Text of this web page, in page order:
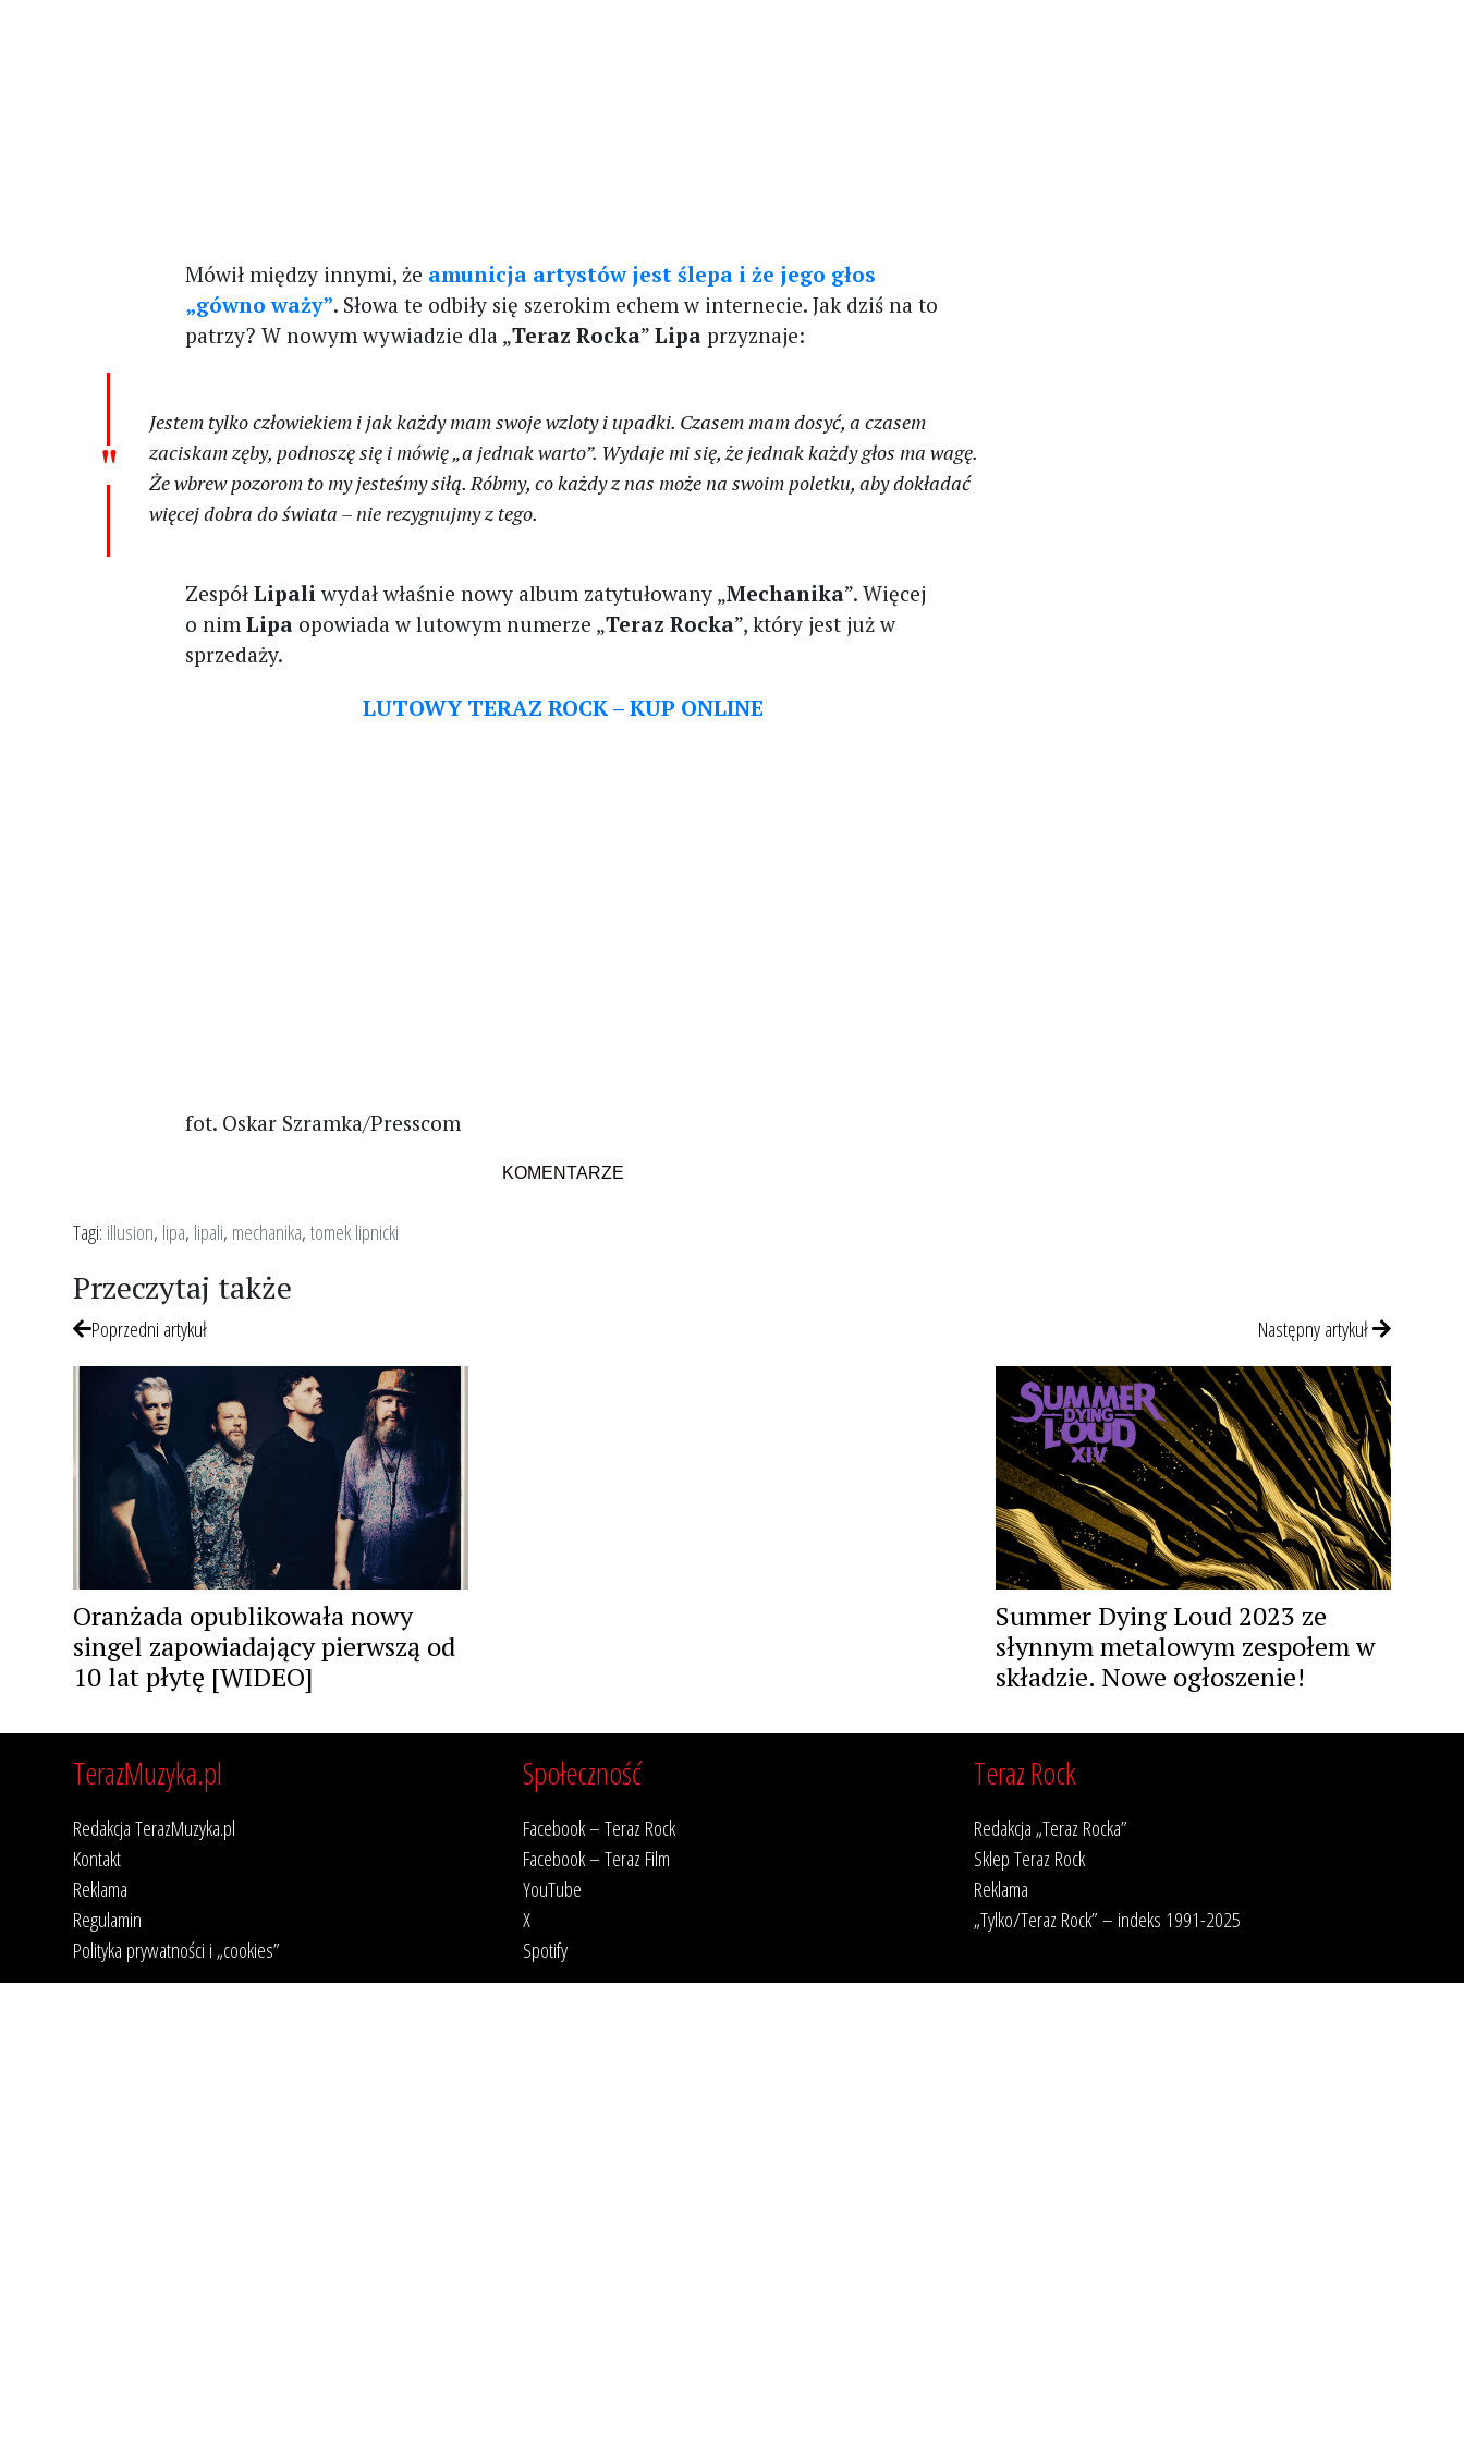
Mówił między innymi, że amunicja artystów jest ślepa i że jego głos
„gówno waży”. Słowa te odbiły się szerokim echem w internecie. Jak dziś na to
patrzy? W nowym wywiadzie dla „Teraz Rocka”Lipaprzyznaje:
Jestem tylko człowiekiem i jak każdy mam swoje wzloty i upadki. Czasem mam dosyć, a czasem
zaciskam zęby, podnoszę się i mówię „a jednak warto”. Wydaje mi się, że jednak każdy głos ma wagę.
Że wbrew pozorom to my jesteśmy siłą. Róbmy, co każdy z nas może na swoim poletku, aby dokładać
więcej dobra do świata – nie rezygnujmy z tego.
ZespółLipaliwydał właśnie nowy album zatytułowany „Mechanika”. Więcej
o nimLipa opowiada w lutowym numerze „Teraz Rocka”, który jest już w
sprzedaży.
LUTOWY TERAZ ROCK – KUP ONLINE
fot. Oskar Szramka/Presscom
KOMENTARZE
Tagi: illusion, lipa, lipali, mechanika,tomek lipnicki
Przeczytaj także
Poprzedni artykuł
Oranżada opublikowała nowy
singel zapowiadający pierwszą od
10 lat płytę [WIDEO]
Następny artykuł
Summer Dying Loud 2023 ze
słynnym metalowym zespołem w
składzie. Nowe ogłoszenie!
TerazMuzyka.pl
Redakcja TerazMuzyka.pl
Kontakt
Reklama
Regulamin
Polityka prywatności i „cookies”
Społeczność
Facebook – Teraz Rock
Facebook – Teraz Film
YouTube
X
Spotify
Teraz Rock
Redakcja „Teraz Rocka”
Sklep Teraz Rock
Reklama
„Tylko/Teraz Rock” – indeks 1991-2025